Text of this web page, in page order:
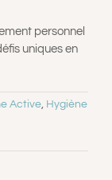
personnel
uniques en
Active, Hygiène